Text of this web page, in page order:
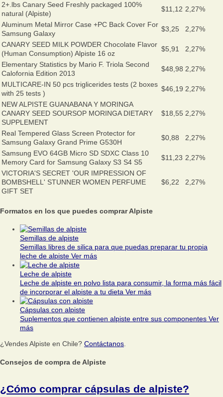
2+.lbs Canary Seed Freshly packaged 100%
natural (Alpiste)
$11,12 2,27%
Aluminum Metal Mirror Case +PC Back Cover For
Samsung Galaxy
$3,25
2,27%
CANARY SEED MILK POWDER Chocolate Flavor
(Human Consumption) Alpiste 16 oz
$5,91
2,27%
Elementary Statistics by Mario F. Triola Second
Calofornia Edition 2013
$48,98 2,27%
MULTICARE-IN 50 pcs triglicerides tests (2 boxes
with 25 tests )
$46,19 2,27%
NEW ALPISTE GUANABANA Y MORINGA
CANARY SEED SOURSOP MORINGA DIETARY
SUPPLEMENT
$18,55 2,27%
Real Tempered Glass Screen Protector for
Samsung Galaxy Grand Prime G530H
$0,88
2,27%
Samsung EVO 64GB Micro SD SDXC Class 10
Memory Card for Samsung Galaxy S3 S4 S5
$11,23 2,27%
VICTORIA'S SECRET 'OUR IMPRESSION OF
BOMBSHELL' STUNNER WOMEN PERFUME
GIFT SET
$6,22 2,27%
Formatos en los que puedes comprar Alpiste
Semillas de alpiste
Semillas libres de silica para que puedas preparar tu propia
leche de alpiste Ver más
Leche de alpiste
Leche de alpiste en polvo lista para consumir, la forma más fácil
de incorporar el alpiste a tu dieta Ver más
Cápsulas con alpiste
Suplementos que contienen alpiste entre sus componentes Ver
más
¿Vendes Alpiste en Chile? Contáctanos.
Consejos de compra de Alpiste
¿Cómo comprar cápsulas de alpiste?